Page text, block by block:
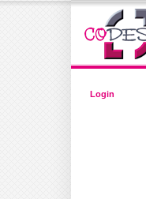
Login